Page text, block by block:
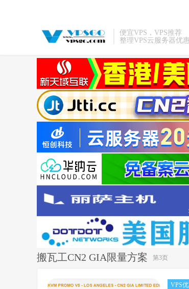
便宜VPS，VPS推荐
整理VPS云服务器优
搬瓦工CN2 GIA限量方案 第3页
VPS